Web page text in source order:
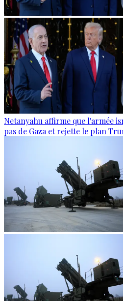
Netanyahu affirme que l'armée
pas de Gaza et rejette le plan